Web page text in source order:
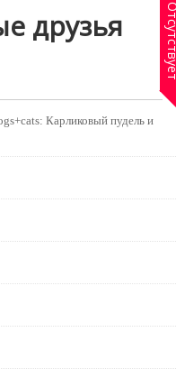
друзья
Карликовый пудель и
Отсутствует